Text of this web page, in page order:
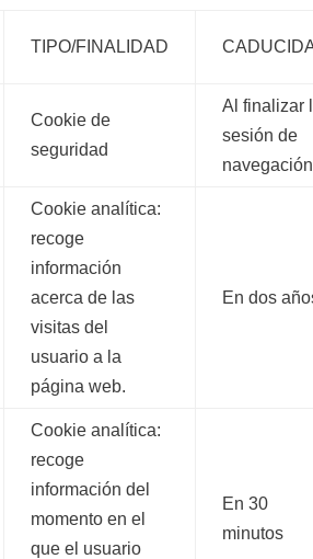
TIPO/FINALIDAD
Cookie de
seguridad
Al finalizar
sesión de
navegación
Cookie analítica:
recoge
información
acerca de las
visitas del
usuario a la
página web.
En dos
Cookie analítica:
recoge
información del
momento en el
que el usuario
En 30
minutos